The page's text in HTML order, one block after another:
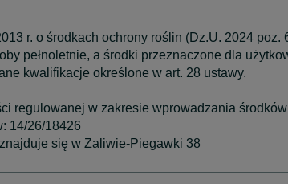
r. o środkach ochrony roślin (Dz.U. 2024 poz.
pełnoletnie, a środki przeznaczone dla
kwalifikacje określone w art. 28 ustawy.
regulowanej w zakresie wprowadzania
14/26/18426
się w Zaliwie-Piegawki 38